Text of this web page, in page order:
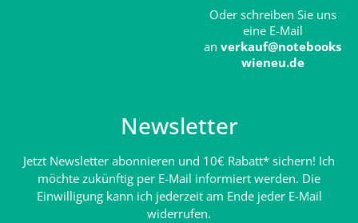
Oder schreiben Sie uns
eine E-Mail
an verkauf@notebooks
wieneu.de
Newsletter
Jetzt Newsletter abonnieren und 10€ Rabatt* sichern! Ich
möchte zukünftig per E-Mail informiert werden. Die
Einwilligung kann ich jederzeit am Ende jeder E-Mail
widerrufen.